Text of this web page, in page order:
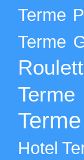
Terme
Terme
Terme
Hotel